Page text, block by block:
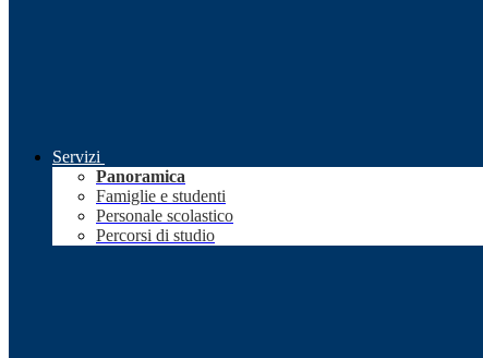
Servizi
Panoramica
Famiglie e studenti
Personale scolastico
Percorsi di studio